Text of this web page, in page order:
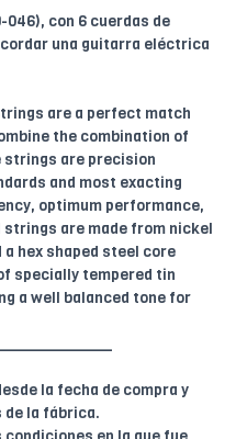
046), con 6 cuerdas de
una guitarra eléctrica
are a perfect match
the combination of
strings are precision
and most exacting
optimum performance,
strings are made from nickel
hex shaped steel core
specially tempered tin
a well balanced tone for
la fecha de compra y
la fábrica.